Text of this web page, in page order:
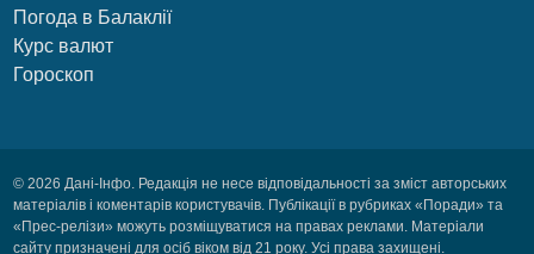
Погода в Балаклії
Курс валют
Гороскоп
© 2026 Дані-Інфо. Редакція не несе відповідальності за зміст авторських
матеріалів і коментарів користувачів. Публікації в рубриках «Поради» та
«Прес-релізи» можуть розміщуватися на правах реклами. Матеріали
сайту призначені для осіб віком від 21 року. Усі права захищені.